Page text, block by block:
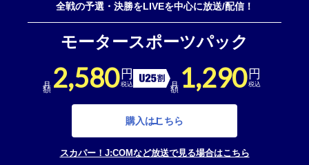
全戦の予選・決勝をLIVEを中心に放送/配信！
モータースポーツパック
2,580 円
税込 U25割引
月額 1,290 円
税込
購入はこちら
スカパー！J:COMなど放送で見る場合はこちら